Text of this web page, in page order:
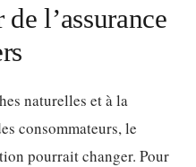
l’assurance
naturelles et à la
consommateurs, le
pourrait changer. Pour